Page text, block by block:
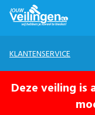
KLANTENSERVICE
Deze veiling is